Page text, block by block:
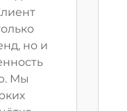
но и
Мы